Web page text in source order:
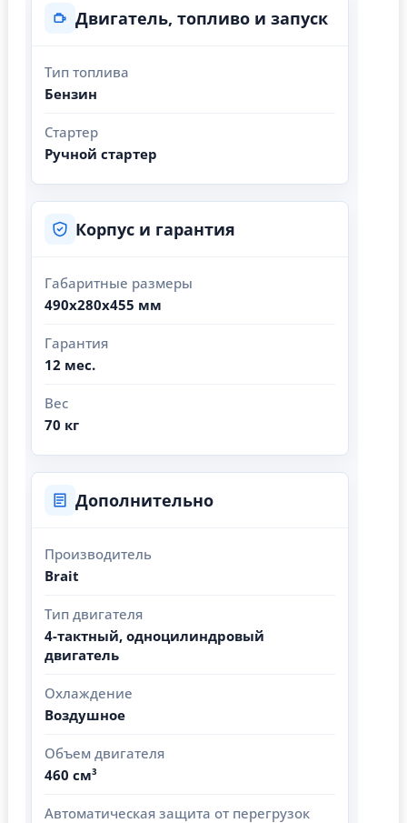
Двигатель, топливо и запуск
Тип топлива
Бензин
Стартер
Ручной стартер
Корпус и гарантия
Габаритные размеры
490х280х455 мм
Гарантия
12 мес.
Вес
70 кг
Дополнительно
Производитель
Brait
Тип двигателя
4-тактный, одноцилиндровый
двигатель
Охлаждение
Воздушное
Объем двигателя
460 см³
Автоматическая защита от перегрузок